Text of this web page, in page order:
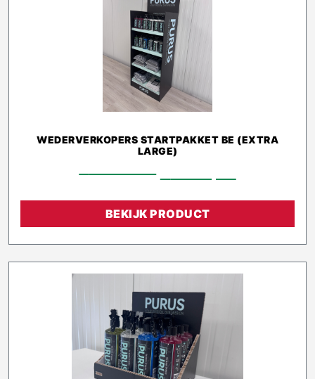
WEDERVERKOPERS STARTPAKKET BE (EXTRA
LARGE)
€2.128,00
BEKIJK PRODUCT